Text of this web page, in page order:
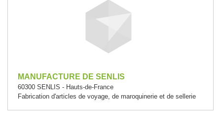
MANUFACTURE DE SENLIS
60300 SENLIS - Hauts-de-France
Fabrication d'articles de voyage, de maroquinerie et de sellerie